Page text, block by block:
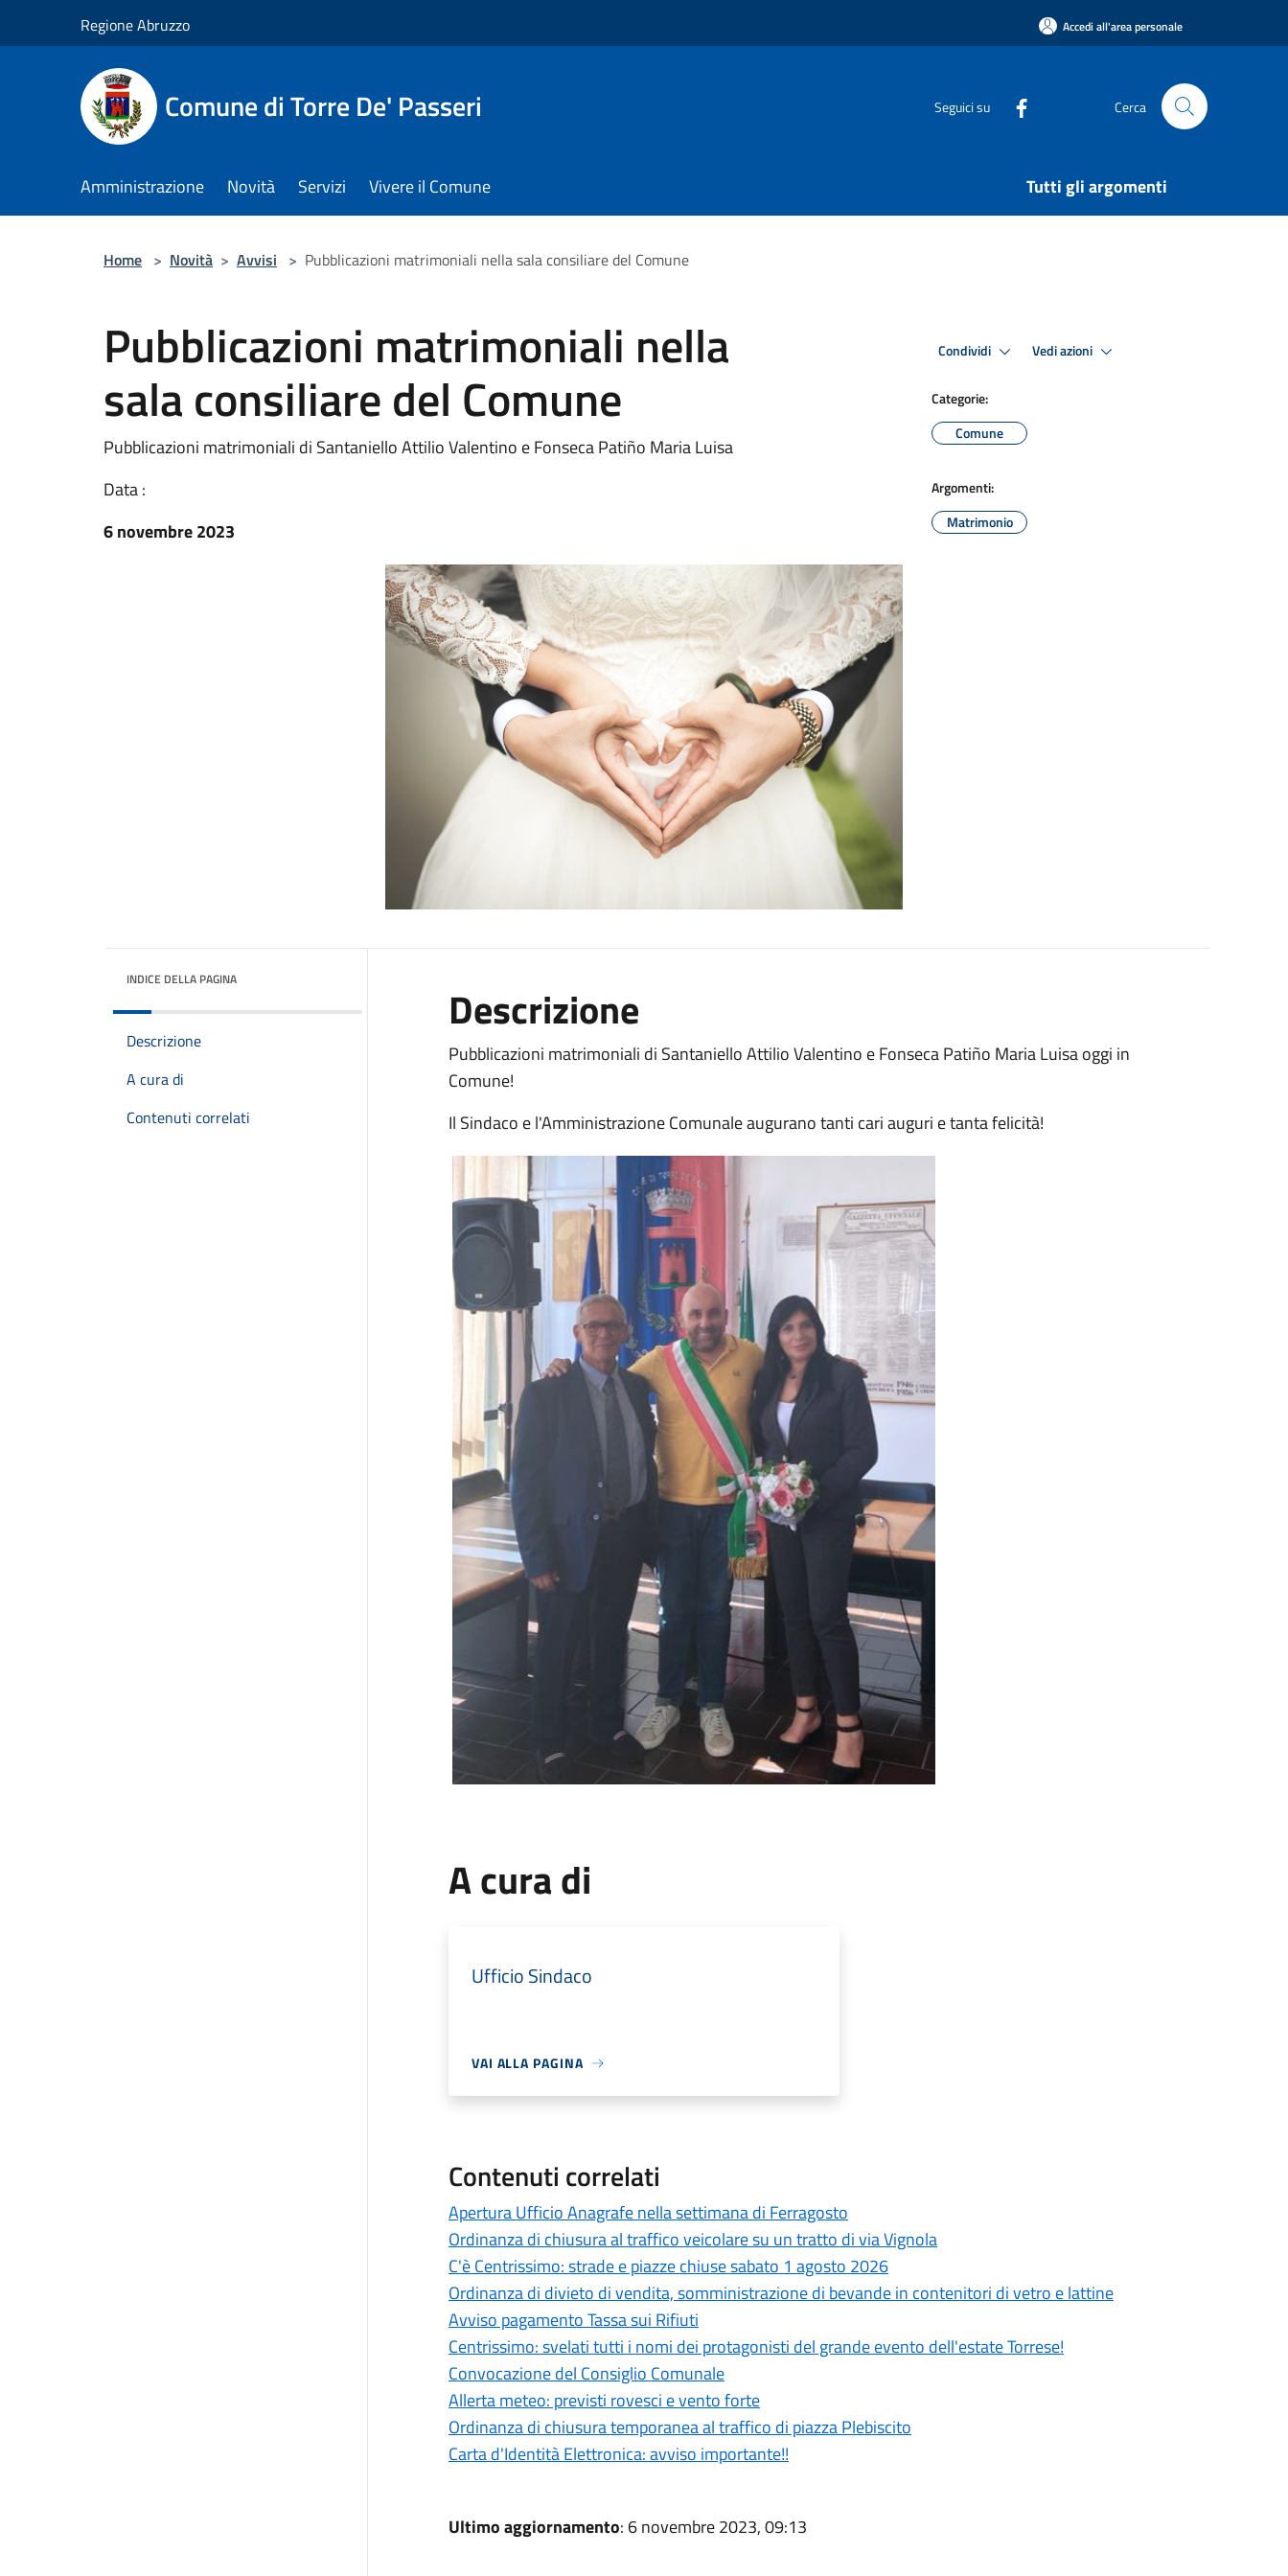
Regione Abruzzo Accedi all'area personale
Comune di Torre De' Passeri Seguici su Cerca
Amministrazione Novità Servizi Vivere il Comune Tutti gli argomenti
Home > Novità > Avvisi > Pubblicazioni matrimoniali nella sala consiliare del Comune
Pubblicazioni matrimoniali nella
sala consiliare del Comune
Pubblicazioni matrimoniali di Santaniello Attilio Valentino e Fonseca Patiño Maria Luisa
Data :
6 novembre 2023
Condividi Vedi azioni
Categorie:
Comune
Argomenti:
Matrimonio
INDICE DELLA PAGINA
Descrizione
A cura di
Contenuti correlati
Descrizione
Pubblicazioni matrimoniali di Santaniello Attilio Valentino e Fonseca Patiño Maria Luisa oggi in
Comune!
Il Sindaco e l'Amministrazione Comunale augurano tanti cari auguri e tanta felicità!
A cura di
Ufficio Sindaco
VAI ALLA PAGINA
Contenuti correlati
Apertura Ufficio Anagrafe nella settimana di Ferragosto
Ordinanza di chiusura al traffico veicolare su un tratto di via Vignola
C'è Centrissimo: strade e piazze chiuse sabato 1 agosto 2026
Ordinanza di divieto di vendita, somministrazione di bevande in contenitori di vetro e lattine
Avviso pagamento Tassa sui Rifiuti
Centrissimo: svelati tutti i nomi dei protagonisti del grande evento dell'estate Torrese!
Convocazione del Consiglio Comunale
Allerta meteo: previsti rovesci e vento forte
Ordinanza di chiusura temporanea al traffico di piazza Plebiscito
Carta d'Identità Elettronica: avviso importante!!
Ultimo aggiornamento: 6 novembre 2023, 09:13